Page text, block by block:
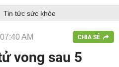
Tin tức sức khỏe
AM CHIA SẺ
vong sau 5